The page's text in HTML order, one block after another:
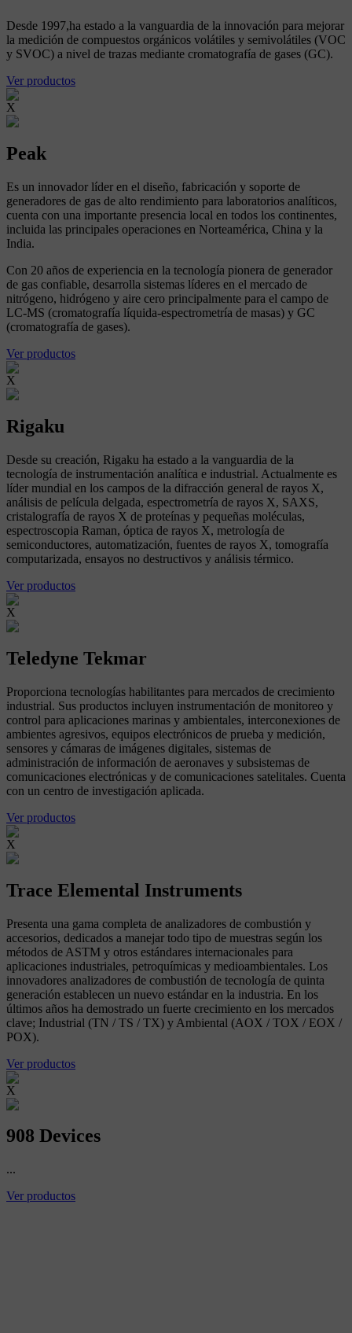
Desde 1997,ha estado a la vanguardia de la innovación para mejorar
la medición de compuestos orgánicos volátiles y semivolátiles (VOC
y SVOC) a nivel de trazas mediante cromatografía de gases (GC).
Ver productos
X
Peak
Es un innovador líder en el diseño, fabricación y soporte de
generadores de gas de alto rendimiento para laboratorios analíticos,
cuenta con una importante presencia local en todos los continentes,
incluida las principales operaciones en Norteamérica, China y la
India.
Con 20 años de experiencia en la tecnología pionera de generador
de gas confiable, desarrolla sistemas líderes en el mercado de
nitrógeno, hidrógeno y aire cero principalmente para el campo de
LC-MS (cromatografía líquida-espectrometría de masas) y GC
(cromatografía de gases).
Ver productos
X
Rigaku
Desde su creación, Rigaku ha estado a la vanguardia de la
tecnología de instrumentación analítica e industrial. Actualmente es
líder mundial en los campos de la difracción general de rayos X,
análisis de película delgada, espectrometría de rayos X, SAXS,
cristalografía de rayos X de proteínas y pequeñas moléculas,
espectroscopia Raman, óptica de rayos X, metrología de
semiconductores, automatización, fuentes de rayos X, tomografía
computarizada, ensayos no destructivos y análisis térmico.
Ver productos
X
Teledyne Tekmar
Proporciona tecnologías habilitantes para mercados de crecimiento
industrial. Sus productos incluyen instrumentación de monitoreo y
control para aplicaciones marinas y ambientales, interconexiones de
ambientes agresivos, equipos electrónicos de prueba y medición,
sensores y cámaras de imágenes digitales, sistemas de
administración de información de aeronaves y subsistemas de
comunicaciones electrónicas y de comunicaciones satelitales. Cuenta
con un centro de investigación aplicada.
Ver productos
X
Trace Elemental Instruments
Presenta una gama completa de analizadores de combustión y
accesorios, dedicados a manejar todo tipo de muestras según los
métodos de ASTM y otros estándares internacionales para
aplicaciones industriales, petroquímicas y medioambientales. Los
innovadores analizadores de combustión de tecnología de quinta
generación establecen un nuevo estándar en la industria. En los
últimos años ha demostrado un fuerte crecimiento en los mercados
clave; Industrial (TN / TS / TX) y Ambiental (AOX / TOX / EOX /
POX).
Ver productos
X
908 Devices
...
Ver productos